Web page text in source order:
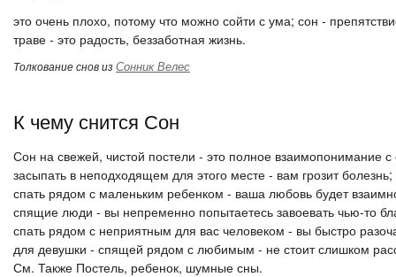
это очень плохо, потому что можно сойти с ума; сон -
траве - это радость, беззаботная жизнь.
Толкование снов изСонник Велес
К чему снится Сон
Сон на свежей, чистой постели - это полное взаимопонимание
засыпать в неподходящем для этого месте - вам грозит болезнь;
спать рядом с маленьким ребенком - ваша любовь будет
спящие люди - вы непременно попытаетесь завоевать чью-то
спать рядом с неприятным для вас человеком - вы быстро
для девушки - спящей рядом с любимым - не стоит слишком
См. Также Постель, ребенок, шумные сны.